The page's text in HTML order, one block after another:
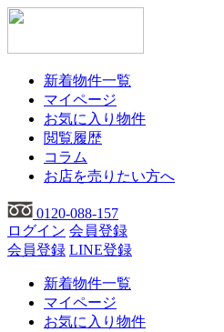
新着物件一覧
マイページ
お気に入り物件
閲覧履歴
コラム
お店を売りたい方へ
0120-088-157
ログイン 会員登録
会員登録 LINE登録
新着物件一覧
マイページ
お気に入り物件